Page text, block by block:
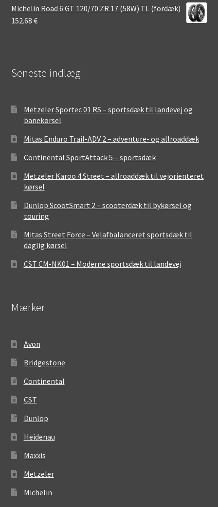
Michelin Road 6 GT 120/70 ZR 17 (58W) TL (fordæk)
152.68 €
Seneste indlæg
Metzeler Sportec 01 RS – sportsdæk til landevej og
banekørsel
Mitas Enduro Trail-ADV 2 – adventure- og allroaddæk
Continental SportAttack 5 – sportsdæk
Metzeler Karoo 4 Street – allroaddæk til vejorienteret
kørsel
Dunlop ScootSmart 2 – scooterdæk til bykørsel og
touring
Mitas Street Force – Velafbalanceret sportsdæk til
daglig kørsel
CST CM-NK01 – Moderne sportsdæk til landevej
Mærker
Avon
Bridgestone
Continental
CST
Dunlop
Heidenau
Maxxis
Metzeler
Michelin